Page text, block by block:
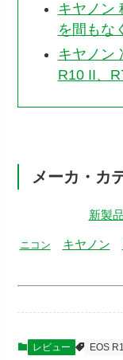
キヤノン
を間もな
キヤノン
R10 II、
メーカ・カ
新製
ニコン キヤノン
レビュー EOS R1